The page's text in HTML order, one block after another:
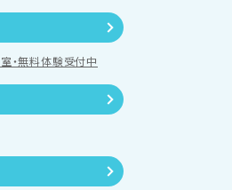
・無料体験受付中